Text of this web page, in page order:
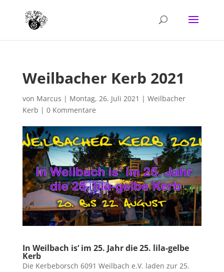
Weilbacher Kerb 2021
von Marcus | Montag, 26. Juli 2021 | Weilbacher
Kerb | 0 Kommentare
In Weilbach is‘ im 25. Jahr die 25. lila-gelbe
Kerb
Die Kerbeborsch 6091 Weilbach e.V. laden zur 25.